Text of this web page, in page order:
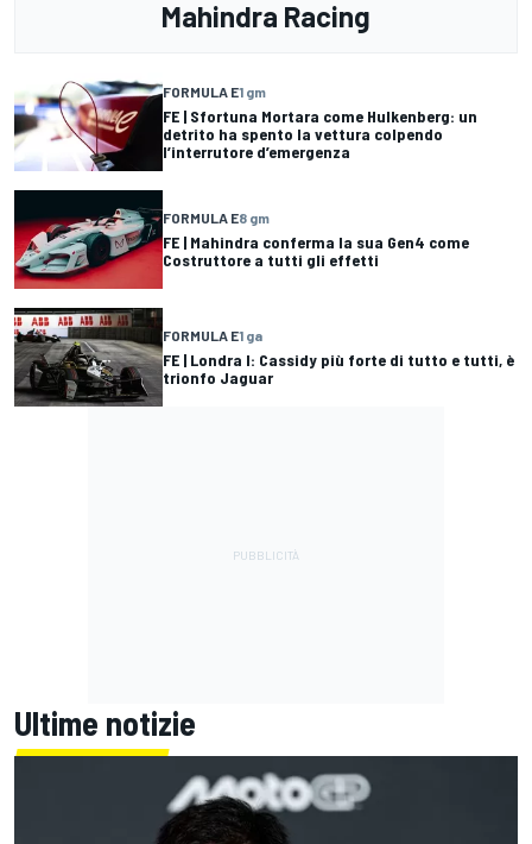
Mahindra Racing
FORMULA E1 gm
FE | Sfortuna Mortara come Hulkenberg: un
detrito ha spento la vettura colpendo
l’interrutore d’emergenza
FORMULA E8 gm
FE | Mahindra conferma la sua Gen4 come
Costruttore a tutti gli effetti
FORMULA E1 ga
FE | Londra I: Cassidy più forte di tutto e tutti, è
trionfo Jaguar
Ultime notizie